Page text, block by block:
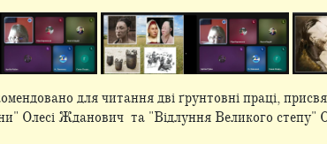
для читання дві ґрунтовні праці,
Олесі Жданович та "Відлуння Великого степу"